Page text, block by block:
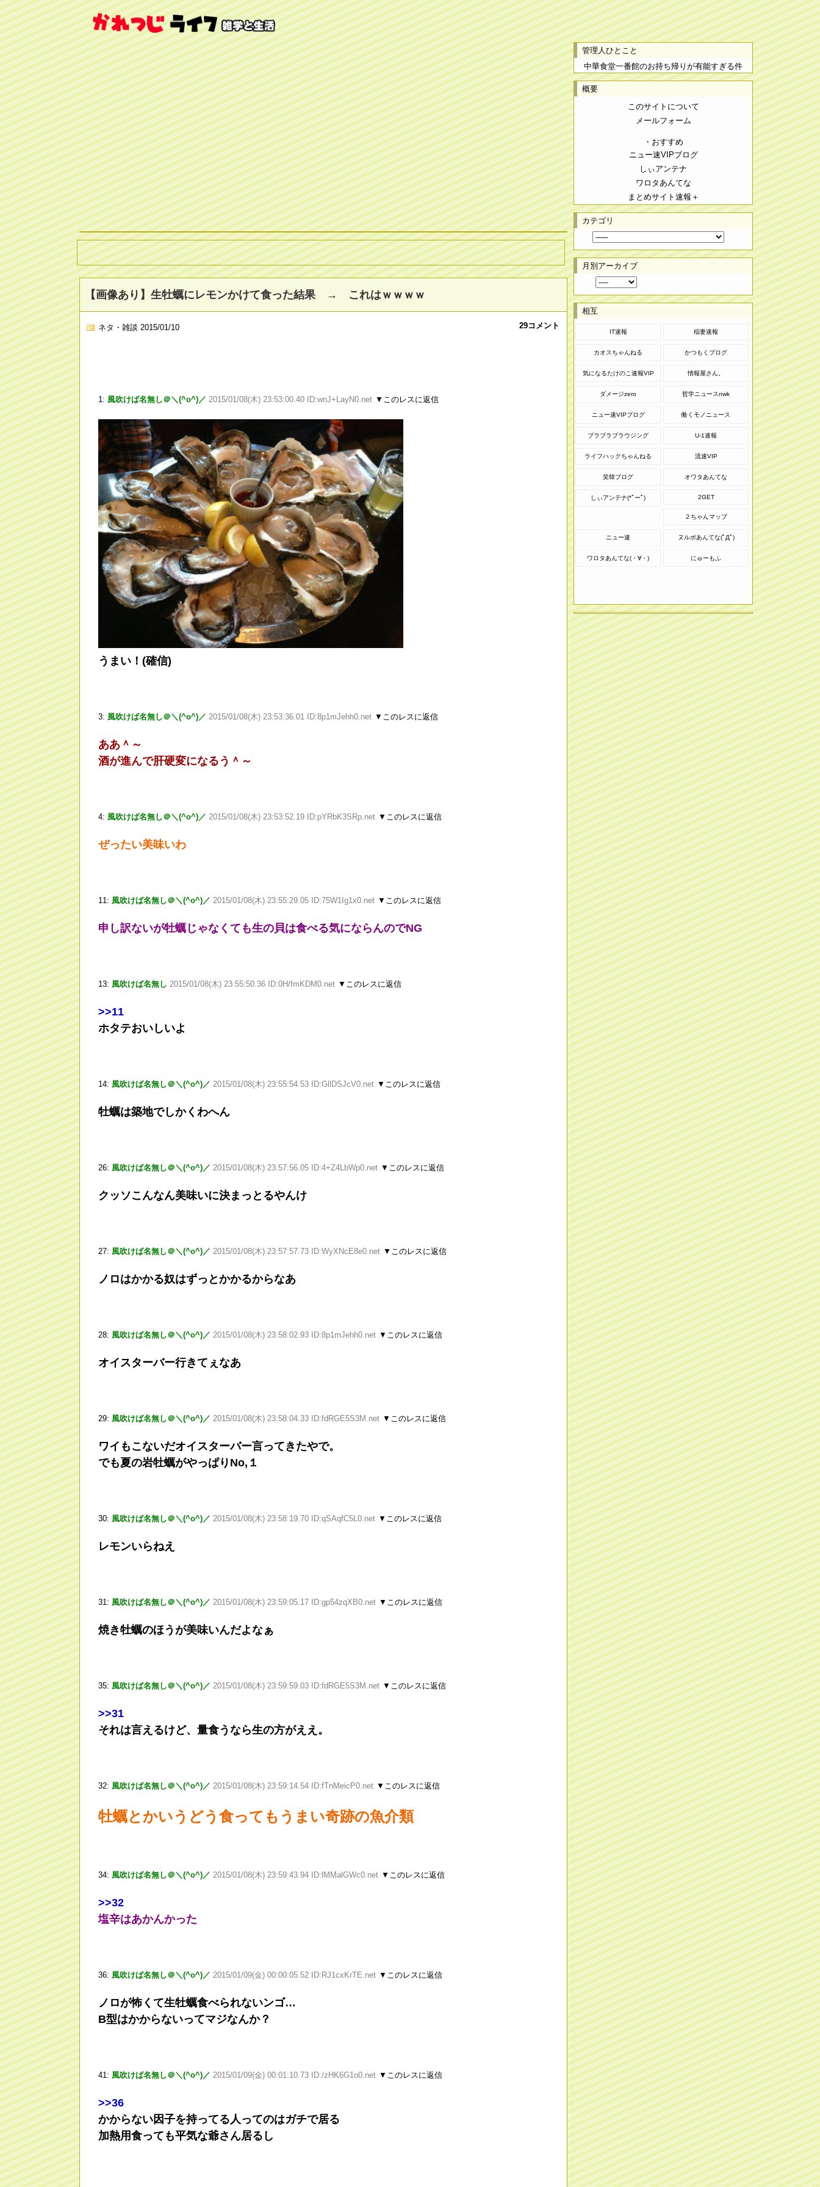
【画像あり】生牡蠣にレモンかけて食った結果 → これはｗｗｗｗ
ネタ・雑談 2015/01/10 29コメント
1: 風吹けば名無し＠＼(^o^)／ 2015/01/08(木) 23:53:00.40 ID:wnJ+LayN0.net ▼このレスに返信
うまい！(確信)
3: 風吹けば名無し＠＼(^o^)／ 2015/01/08(木) 23:53:36.01 ID:8p1mJehh0.net ▼このレスに返信
ああ＾～
酒が進んで肝硬変になるう＾～
4: 風吹けば名無し＠＼(^o^)／ 2015/01/08(木) 23:53:52.19 ID:pYRbK3SRp.net ▼このレスに返信
ぜったい美味いわ
11: 風吹けば名無し＠＼(^o^)／ 2015/01/08(木) 23:55:29.05 ID:75W1Ig1x0.net ▼このレスに返信
申し訳ないが牡蠣じゃなくても生の貝は食べる気にならんのでNG
13: 風吹けば名無し 2015/01/08(木) 23:55:50.36 ID:0H/fmKDM0.net ▼このレスに返信
>>11
ホタテおいしいよ
14: 風吹けば名無し＠＼(^o^)／ 2015/01/08(木) 23:55:54.53 ID:GllDSJcV0.net ▼このレスに返信
牡蠣は築地でしかくわへん
26: 風吹けば名無し＠＼(^o^)／ 2015/01/08(木) 23:57:56.05 ID:4+Z4LbWp0.net ▼このレスに返信
クッソこんなん美味いに決まっとるやんけ
27: 風吹けば名無し＠＼(^o^)／ 2015/01/08(木) 23:57:57.73 ID:WyXNcE8e0.net ▼このレスに返信
ノロはかかる奴はずっとかかるからなあ
28: 風吹けば名無し＠＼(^o^)／ 2015/01/08(木) 23:58:02.93 ID:8p1mJehh0.net ▼このレスに返信
オイスターバー行きてぇなあ
29: 風吹けば名無し＠＼(^o^)／ 2015/01/08(木) 23:58:04.33 ID:fdRGE5S3M.net ▼このレスに返信
ワイもこないだオイスターバー言ってきたやで。
でも夏の岩牡蠣がやっぱりNo,１
30: 風吹けば名無し＠＼(^o^)／ 2015/01/08(木) 23:58:19.70 ID:qSAqfC5L0.net ▼このレスに返信
レモンいらねえ
31: 風吹けば名無し＠＼(^o^)／ 2015/01/08(木) 23:59:05.17 ID:gp54zqXB0.net ▼このレスに返信
焼き牡蠣のほうが美味いんだよなぁ
35: 風吹けば名無し＠＼(^o^)／ 2015/01/08(木) 23:59:59.03 ID:fdRGE5S3M.net ▼このレスに返信
>>31
それは言えるけど、量食うなら生の方がええ。
32: 風吹けば名無し＠＼(^o^)／ 2015/01/08(木) 23:59:14.54 ID:fTnMeicP0.net ▼このレスに返信
牡蠣とかいうどう食ってもうまい奇跡の魚介類
34: 風吹けば名無し＠＼(^o^)／ 2015/01/08(木) 23:59:43.94 ID:lMMalGWc0.net ▼このレスに返信
>>32
塩辛はあかんかった
36: 風吹けば名無し＠＼(^o^)／ 2015/01/09(金) 00:00:05.52 ID:RJ1cxKrTE.net ▼このレスに返信
ノロが怖くて生牡蠣食べられないンゴ…
B型はかからないってマジなんか？
41: 風吹けば名無し＠＼(^o^)／ 2015/01/09(金) 00:01:10.73 ID:/zHK6G1o0.net ▼このレスに返信
>>36
かからない因子を持ってる人ってのはガチで居る
加熱用食っても平気な爺さん居るし
管理人ひとこと
中華食堂一番館のお持ち帰りが有能すぎる件
概要
このサイトについて
メールフォーム
・おすすめ
ニュー速VIPブログ
しぃアンテナ
ワロタあんてな
まとめサイト速報＋
カテゴリ
月別アーカイブ
相互
IT速報 稲妻速報
カオスちゃんねる かつもくブログ
気になるたけのこ速報VIP 情報屋さん。
ダメージzero 哲学ニュースnwk
ニュー速VIPブログ 働くモノニュース
ブラブラブラウジング U-1速報
ライフハックちゃんねる 流速VIP
笑韓ブログ オワタあんてな
しぃアンテナ(*ﾟーﾟ) 2GET
２ちゃんマップ
ニュー速 ヌルポあんてな(ﾟДﾟ)
ワロタあんてな(・∀・) にゅーもふ